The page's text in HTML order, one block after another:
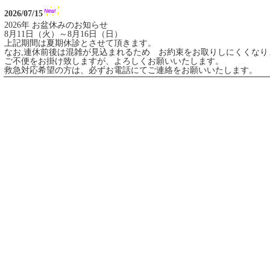
2026/07/15
2026年 お盆休みのお知らせ
8月11日（火）～8月16日（日）
上記期間は夏期休診とさせて頂きます。
なお,連休前後は混雑が見込まれるため お約束をお取りしにくくなり
ご不便をお掛け致しますが、よろしくお願いいたします。
救急対応希望の方は、必ずお電話にてご連絡をお願いいたします。